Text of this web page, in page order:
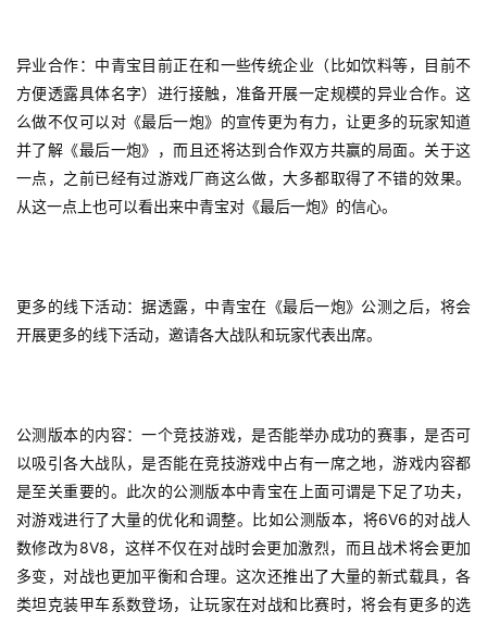
0
2
5
第
十
三
奖
月
3
0
日
游
异业合作：中青宝目前正在和一些传统企业（比如饮料等，目前不
方便透露具体名字）进行接触，准备开展一定规模的异业合作。这
么做不仅可以对《最后一炮》的宣传更为有力，让更多的玩家知道
并了解《最后一炮》，而且还将达到合作双方共赢的局面。关于这
一点，之前已经有过游戏厂商这么做，大多都取得了不错的效果。
从这一点上也可以看出来中青宝对《最后一炮》的信心。
更多的线下活动：据透露，中青宝在《最后一炮》公测之后，将会
开展更多的线下活动，邀请各大战队和玩家代表出席。
公测版本的内容：一个竞技游戏，是否能举办成功的赛事，是否可
以吸引各大战队，是否能在竞技游戏中占有一席之地，游戏内容都
是至关重要的。此次的公测版本中青宝在上面可谓是下足了功夫，
对游戏进行了大量的优化和调整。比如公测版本，将6V6 的对战人
数修改为 8V8 ，这样不仅在对战时会更加激烈，而且战术将会更加
多变，对战也更加平衡和合理。这次还推出了大量的新式载具，各
类坦克装甲车系数登场，让玩家在对战和比赛时，将会有更多的选